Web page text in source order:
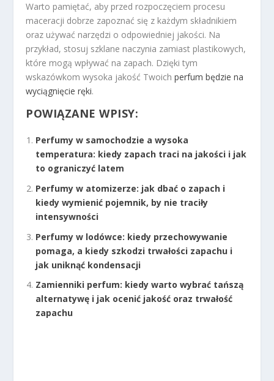
Warto pamiętać, aby przed rozpoczęciem procesu
maceracji dobrze zapoznać się z każdym składnikiem
oraz używać narzędzi o odpowiedniej jakości. Na
przykład, stosuj szklane naczynia zamiast plastikowych,
które mogą wpływać na zapach. Dzięki tym
wskazówkom wysoka jakość Twoichperfum będzie na
wyciągnięcie ręki.
POWIĄZANE WPISY:
Perfumy w samochodzie a wysoka
temperatura: kiedy zapach traci na jakości i jak
to ograniczyć latem
Perfumy w atomizerze: jak dbać o zapach i
kiedy wymienić pojemnik, by nie traciły
intensywności
Perfumy w lodówce: kiedy przechowywanie
pomaga, a kiedy szkodzi trwałości zapachu i
jak uniknąć kondensacji
Zamienniki perfum: kiedy warto wybrać tańszą
alternatywę i jak ocenić jakość oraz trwałość
zapachu